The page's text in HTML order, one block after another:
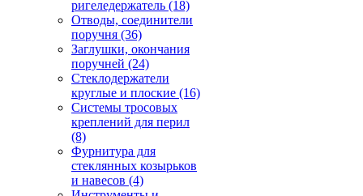
ригеледержатель (18)
Отводы, соединители
поручня (36)
Заглушки, окончания
поручней (24)
Стеклодержатели
круглые и плоские (16)
Системы тросовых
креплений для перил
(8)
Фурнитура для
стеклянных козырьков
и навесов (4)